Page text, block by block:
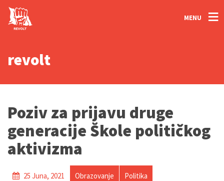
MENU
revolt
Poziv za prijavu druge
generacije Škole političkog
aktivizma
25 Juna, 2021 Obrazovanje Politika